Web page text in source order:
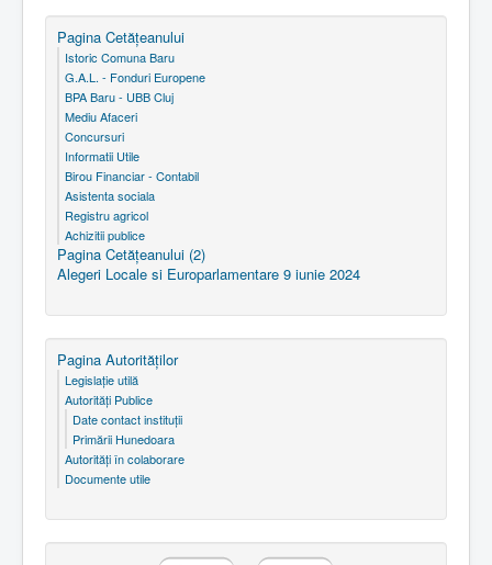
Pagina Cetăţeanului
Istoric Comuna Baru
G.A.L. - Fonduri Europene
BPA Baru - UBB Cluj
Mediu Afaceri
Concursuri
Informatii Utile
Birou Financiar - Contabil
Asistenta sociala
Registru agricol
Achizitii publice
Pagina Cetăţeanului (2)
Alegeri Locale si Europarlamentare 9 iunie 2024
Pagina Autorităţilor
Legislaţie utilă
Autorităţi Publice
Date contact instituţii
Primării Hunedoara
Autorităţi în colaborare
Documente utile